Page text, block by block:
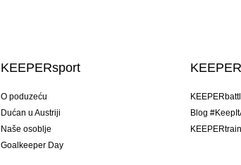
KEEPERsport
O poduzeću
Dućan u Austriji
Naše osoblje
Goalkeeper Day
Blog